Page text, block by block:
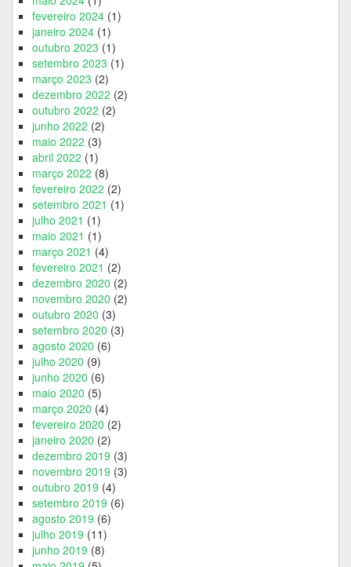
fevereiro 2024 (1)
janeiro 2024 (1)
outubro 2023 (1)
setembro 2023 (1)
março 2023 (2)
dezembro 2022 (2)
outubro 2022 (2)
junho 2022 (2)
maio 2022 (3)
abril 2022 (1)
março 2022 (8)
fevereiro 2022 (2)
setembro 2021 (1)
julho 2021 (1)
maio 2021 (1)
março 2021 (4)
fevereiro 2021 (2)
dezembro 2020 (2)
novembro 2020 (2)
outubro 2020 (3)
setembro 2020 (3)
agosto 2020 (6)
julho 2020 (9)
junho 2020 (6)
maio 2020 (5)
março 2020 (4)
fevereiro 2020 (2)
janeiro 2020 (2)
dezembro 2019 (3)
novembro 2019 (3)
outubro 2019 (4)
setembro 2019 (6)
agosto 2019 (6)
julho 2019 (11)
junho 2019 (8)